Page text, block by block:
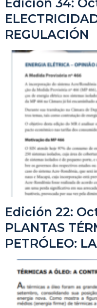
Edición 34:
REGULACIÓN
Edición 22:
PLANTAS
PETRÓLEO: